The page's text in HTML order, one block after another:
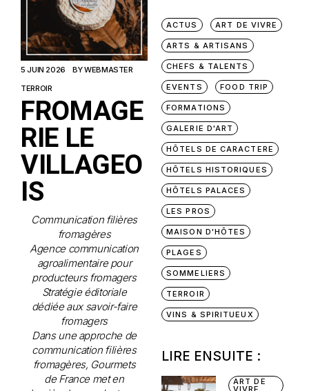
5 JUIN 2026 BYWEBMASTER
TERROIR
FROMAGE
RIE LE
VILLAGEO
IS
Communication filières
fromagères
Agence communication
agroalimentaire pour
producteurs fromagers
Stratégie éditoriale
dédiée aux savoir-faire
fromagers
Dans une approche de
communication filières
fromagères, Gourmets
de France met en
ACTUS ART DE VIVRE
ARTS & ARTISANS
CHEFS & TALENTS
EVENTS FOOD TRIP
FORMATIONS
GALERIE D'ART
HÔTELS DE CARACTERE
HÔTELS HISTORIQUES
HÔTELS PALACES
LES PROS
MAISON D'HÔTES
PLAGES
SOMMELIERS
TERROIR
VINS & SPIRITUEUX
LIRE ENSUITE :
ART DE
VIVRE